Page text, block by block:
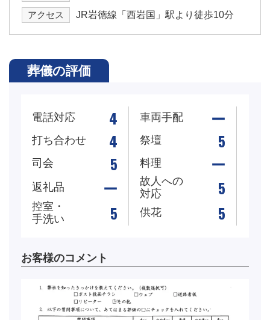
アクセス JR岩徳線「西岩国」駅より徒歩10分
葬儀の評価
電話対応 4 車両手配 ー
打ち合わせ 4 祭壇 5
司会 5 料理 ー
返礼品 ー
故人への
対応
5
控室・
手洗い
5 供花 5
お客様のコメント